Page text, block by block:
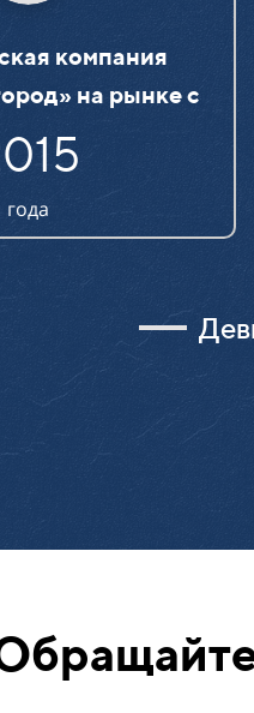
компания
на рынке c
года